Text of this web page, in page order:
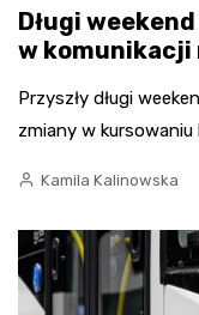
Długi
w komunikacji
Przyszły długi
zmiany w
Kamila Kalinowska